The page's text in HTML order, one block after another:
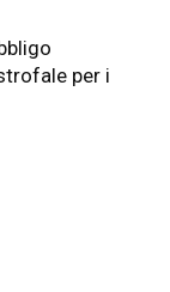
per i